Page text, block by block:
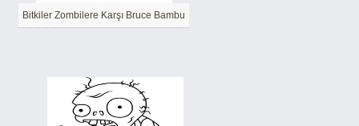
Bitkiler Zombilere Karşı Bruce Bambu